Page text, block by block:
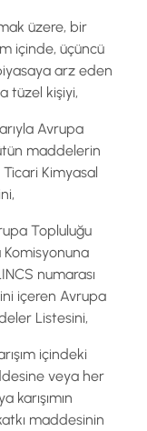
üzere, bir
içinde, üçüncü
arz eden
tüzel kişiyi,
Avrupa
maddelerin
Ticari Kimyasal
Topluluğu
Komisyonuna
numarası
içeren Avrupa
Listesini,
içindeki
veya her
karışımın
katkı maddesinin